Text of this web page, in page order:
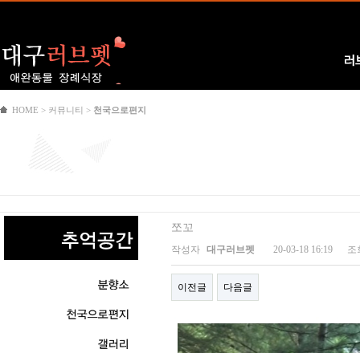
Logo
러
HOME > 커뮤니티 > 천국으로편지
쪼꼬
작성자 대구러브펫 20-03-18 16:19 조
이전글 다음글